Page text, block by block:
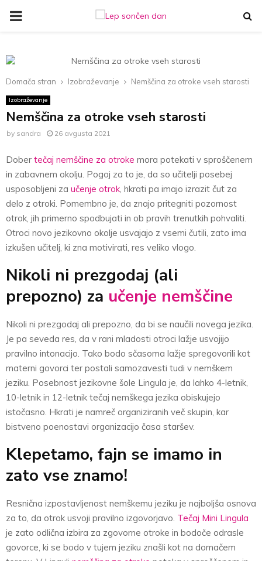
PRIMARY
Domača stran Izobraževanje Nemščina za otroke vseh starosti
Izobraževanje
Nemščina za otroke vseh starosti
by sandra 26 avgusta 2021
Dober tečaj nemščine za otroke mora potekati v sproščenem
in zabavnem okolju. Pogoj za to je, da so učitelji posebej
usposobljeni za učenje otrok , hkrati pa imajo izrazit čut za
delo z otroki. Pomembno je, da znajo pritegniti pozornost
otrok, jih primerno spodbujati in ob pravih trenutkih pohvaliti.
Otroci novo jezikovno okolje usvajajo z vsemi čutili, zato ima
izkušen učitelj, ki zna motivirati, res veliko vlogo.
Nikoli ni prezgodaj (ali
prepozno) za učenje nemščine
Nikoli ni prezgodaj ali prepozno, da bi se naučili novega jezika.
Je pa seveda res, da v rani mladosti otroci lažje usvojijo
pravilno intonacijo. Tako bodo sčasoma lažje spregovorili kot
materni govorci ter postali samozavesti tudi v nemškem
jeziku. Posebnost jezikovne šole Lingula je, da lahko 4-letnik,
10-letnik in 12-letnik tečaj nemškega jezika obiskujejo
istočasno. Hkrati je namreč organiziranih več skupin, kar
bistveno poenostavi organizacijo časa staršev.
Klepetamo, fajn se imamo in
zato vse znamo!
Resnična izpostavljenost nemškemu jeziku je najboljša osnova
za to, da otrok usvoji pravilno izgovorjavo. Tečaj Mini Lingula
je zato odlična izbira za zgovorne otroke in bodoče odrasle
govorce, ki se bodo v tujem jeziku znašli kot na domačem